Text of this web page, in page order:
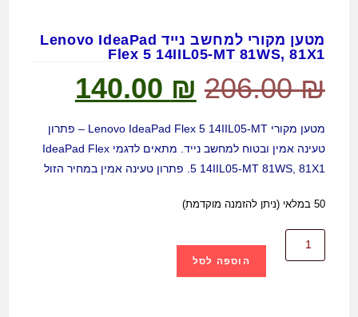
מטען מקורי למחשב נייד Lenovo IdeaPad
Flex 5 14IIL05-MT 81WS, 81X1
206.00₪
140.00 ₪
מטען מקורי Lenovo IdeaPad Flex 5 14IIL05-MT – פתרון
טעינה אמין ובטוח למחשב נייד. מתאים לדגמי IdeaPad Flex
5 14IIL05-MT 81WS, 81X1. פתרון טעינה אמין במחיר הזול
50 במלאי (ניתן להזמנה מוקדמת)
הוספה לסל